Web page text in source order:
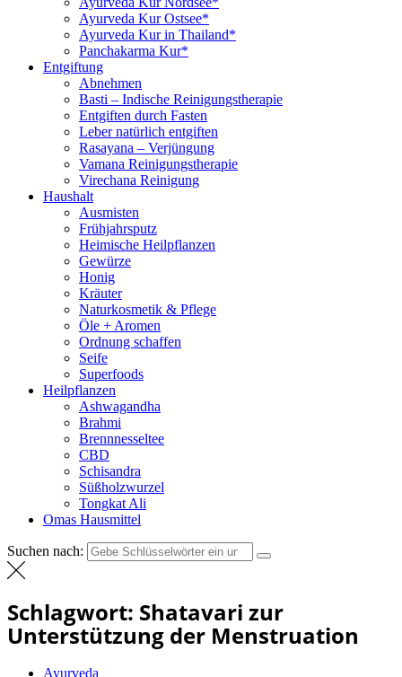
Ayurveda Kur Ostsee*
Ayurveda Kur in Thailand*
Panchakarma Kur*
Entgiftung
Abnehmen
Basti – Indische Reinigungstherapie
Entgiften durch Fasten
Leber natürlich entgiften
Rasayana – Verjüngung
Vamana Reinigungstherapie
Virechana Reinigung
Haushalt
Ausmisten
Frühjahrsputz
Heimische Heilpflanzen
Gewürze
Honig
Kräuter
Naturkosmetik & Pflege
Öle + Aromen
Ordnung schaffen
Seife
Superfoods
Heilpflanzen
Ashwagandha
Brahmi
Brennnesseltee
CBD
Schisandra
Süßholzwurzel
Tongkat Ali
Omas Hausmittel
Suchen nach:
Schlagwort: Shatavari zur
Unterstützung der Menstruation
Ayurveda